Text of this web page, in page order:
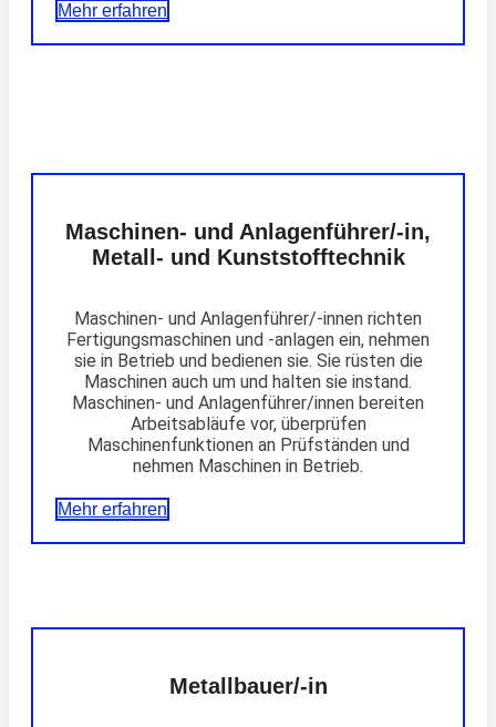
Mehr erfahren
Maschinen- und Anlagenführer/-in,
Metall- und Kunststofftechnik
Maschinen- und Anlagenführer/-innen richten
Fertigungsmaschinen und -anlagen ein, nehmen
sie in Betrieb und bedienen sie. Sie rüsten die
Maschinen auch um und halten sie instand.
Maschinen- und Anlagenführer/innen bereiten
Arbeitsabläufe vor, überprüfen
Maschinenfunktionen an Prüfständen und
nehmen Maschinen in Betrieb.
Mehr erfahren
Metallbauer/-in